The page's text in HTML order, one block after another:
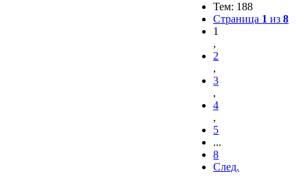
Тем: 188
Страница 1 из8
1
,
2
,
3
,
4
,
5
...
8
След.